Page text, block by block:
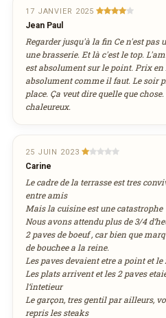
17 JANVIER 2025
Jean Paul
Regarder jusqu'à la fin Ce n'est pas
une brasserie. Et là c'est le top.
est absolument sur le point. Prix en
absolument comme il faut. Le soir
place. Ça veut dire quelle que
chaleureux.
25 JUIN 2023
Carine
Le cadre de la terrasse est tres
entre amis
Mais la cuisine est une catastrophe
Nous avons attendu plus de 3/4
2 paves de boeuf , car bien que
de bouchee a la reine.
Les paves devaient etre a point et
Les plats arrivent et les 2 paves
l‘intetieur
Le garçon, tres gentil par ailleurs,
repris les steaks